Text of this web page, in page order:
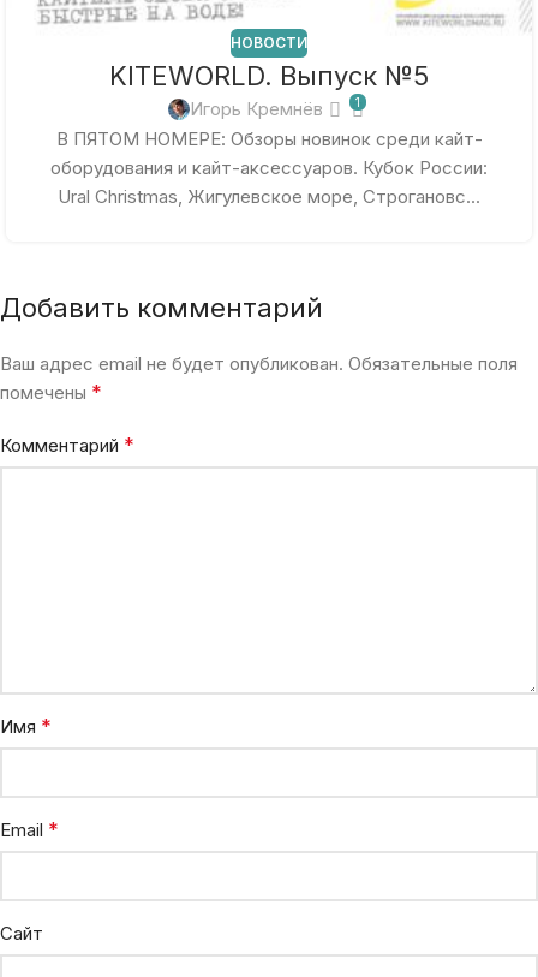
НОВОСТИ
KITEWORLD. Выпуск №5
Игорь Кремнёв 1
В ПЯТОМ НОМЕРЕ: Обзоры новинок среди кайт-
оборудования и кайт-аксессуаров. Кубок России:
Ural Christmas, Жигулевское море, Строгановс...
Добавить комментарий
Ваш адрес email не будет опубликован. Обязательные поля
помечены *
Комментарий *
Имя *
Email *
Сайт